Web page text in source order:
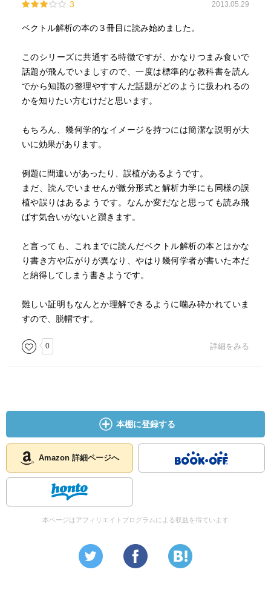
3 2013.05.29
ベクトル解析の本の３冊目に読み始めました。
このシリーズに共通する特徴ですが、かなりつまみ食いで
話題が飛んでいましすので、一度は標準的な教科書を読ん
でから知識の整理やすすんだ話題がどのように扱われるの
かを知りたい方むけだと思います。
もちろん、幾何学的なイメージを持つには簡潔な説明が大
いに効果があります。
例題に間違いがあったり、誤植があるようです。
まだ、読んでいませんが微分形式と解析力学にも同様の誤
植や誤りはあるようです。なんか変だなと思っても読み飛
ばす気合いがないと躓きます。
と言っても、これまでに読んだベクトル解析の本とはかな
り書き方や広がりが異なり、やはり幾何学者が書いた本だ
と納得してしまう書きようです。
難しい証明もなんとか理解できるように噛み砕かれていま
すので、脱帽です。
0 詳細をみる
本棚に登録する
Amazon 詳細ページへ
本ページはアフィリエイトプログラムによる収益を得ています